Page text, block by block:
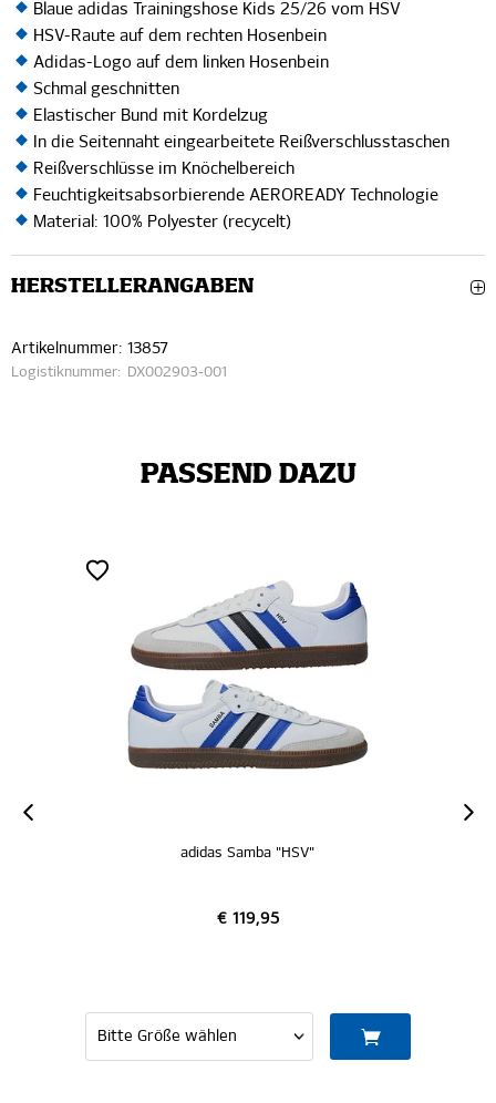
Blaue adidas Trainingshose Kids 25/26 vom HSV
HSV-Raute auf dem rechten Hosenbein
Adidas-Logo auf dem linken Hosenbein
Schmal geschnitten
Elastischer Bund mit Kordelzug
In die Seitennaht eingearbeitete Reißverschlusstaschen
Reißverschlüsse im Knöchelbereich
Feuchtigkeitsabsorbierende AEROREADY Technologie
Material: 100% Polyester (recycelt)
HERSTELLERANGABEN
Artikelnummer: 13857
Logistiknummer: DX002903-001
PASSEND DAZU
adidas Samba "HSV"
€ 119,95